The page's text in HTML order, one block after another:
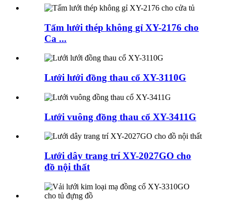
Tấm lưới thép không gỉ XY-2176 cho
Ca ...
Lưới lưới đồng thau cổ XY-3110G
Lưới vuông đồng thau cổ XY-3411G
Lưới dây trang trí XY-2027GO cho
đồ nội thất